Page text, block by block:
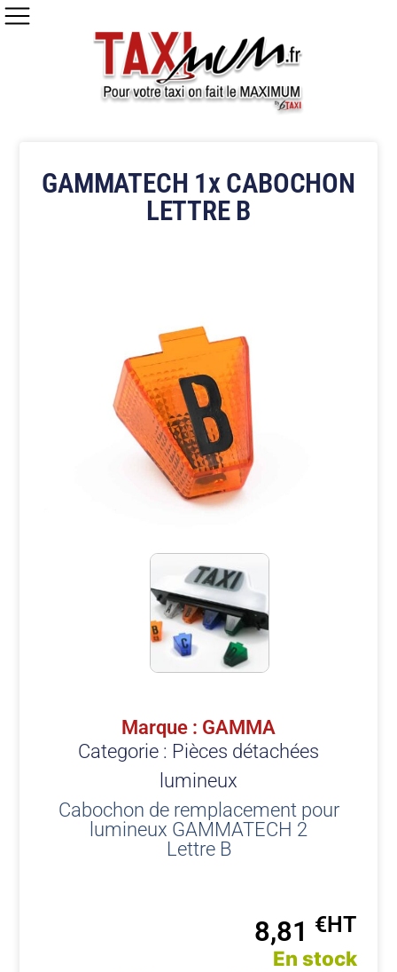
GAMMATECH 1x CABOCHON
LETTRE B
Marque : GAMMA
Categorie : Pièces détachées
lumineux
Cabochon de remplacement pour
lumineux GAMMATECH 2
Lettre B
8,81€
En stock